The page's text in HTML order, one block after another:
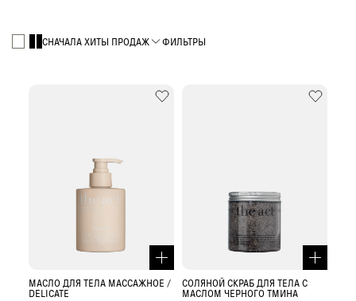
ФИЛЬТРЫ
СНАЧАЛА ХИТЫ ПРОДАЖ
МАСЛО ДЛЯ ТЕЛА МАССАЖНОЕ /
DELICATE
СОЛЯНОЙ СКРАБ ДЛЯ ТЕЛА С
МАСЛОМ ЧЕРНОГО ТМИНА